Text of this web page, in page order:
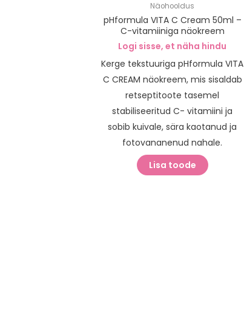
Näohooldus
pHformula VITA C Cream 50ml –
C-vitamiiniga näokreem
Logi sisse, et näha hindu
Kerge tekstuuriga pHformula VITA
C CREAM näokreem, mis sisaldab
retseptitoote tasemel
stabiliseeritud C- vitamiini ja
sobib kuivale, sära kaotanud ja
fotovananenud nahale.
Lisa toode